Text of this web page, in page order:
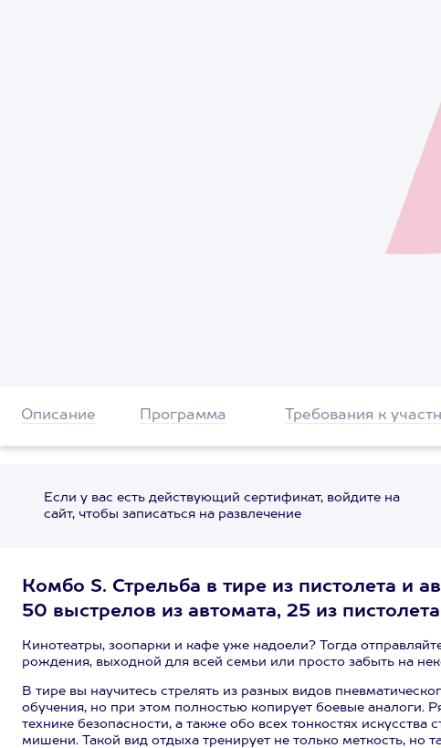
Описание Программа Требования к
Если у вас есть действующий сертификат, войдите на
сайт, чтобы записаться на развлечение
Комбо S. Стрельба в тире из пистолета и
50 выстрелов из автомата, 25 из
Кинотеатры, зоопарки и кафе уже надоели? Тогда
рождения, выходной для всей семьи или просто забыть на
В тире вы научитесь стрелять из разных видов
обучения, но при этом полностью копирует боевые аналоги.
технике безопасности, а также обо всех тонкостях
мишени. Такой вид отдыха тренирует не только меткость, но